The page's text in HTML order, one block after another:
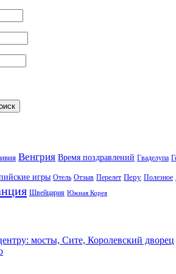
Венгрия Время поздравлений Гваделупа
игры Отель Отзыв Перелет Перу Полезное
Швейцария Южная Корея
мосты, Сите, Королевский дворец